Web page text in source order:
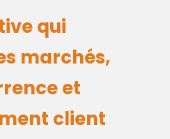
qui
marchés,
et
client